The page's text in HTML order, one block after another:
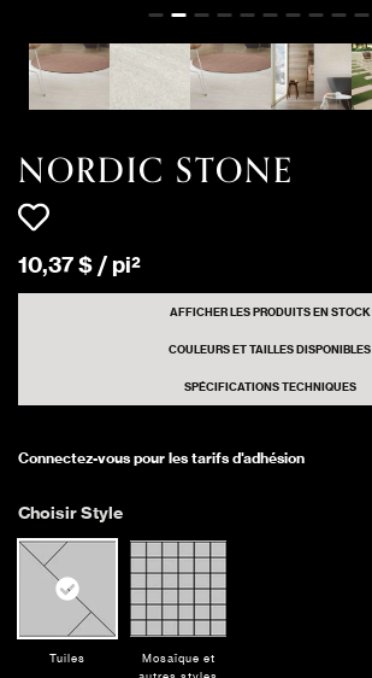
NORDIC STONE
10,37$/ pi²
AFFICHER LES PRODUITS EN STOCK
COULEURS ET TAILLES DISPONIBLES
SPÉCIFICATIONS TECHNIQUES
Connectez-vous pour les tarifs d'adhésion
Choisir Style
Tuiles
Mosaïque et
234 pi²
28 pi²
NORDIC STONE
NORDIC STONE
ISLANDA
NORDIC STONE
NORVEGIA
32 pi²
NORDIC STONE